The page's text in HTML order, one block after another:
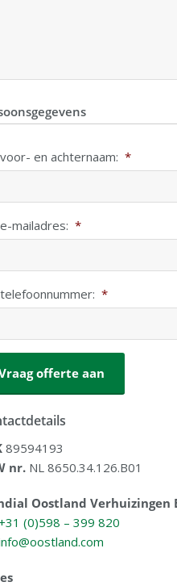
en achternaam: *
mailadres: *
*
89594193
nr. NL 8650.34.126.B01
Oostland Verhuizingen
(0)598 – 399 820